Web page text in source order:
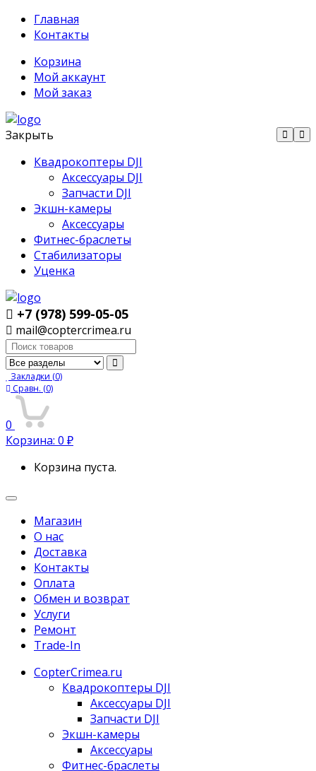
Главная
Контакты
Корзина
Мой аккаунт
Мой заказ
Закрыть
Квадрокоптеры DJI
Аксессуары DJI
Запчасти DJI
Экшн-камеры
Аксессуары
Фитнес-браслеты
Стабилизаторы
Уценка
+7 (978) 599-05-05
mail@coptercrimea.ru
Поиск:
Закладки (0)
Сравн. (0)
0
Корзина: 0 ₽
Корзина пуста.
Переключить
Магазин
О нас
Доставка
Контакты
Оплата
Обмен и возврат
Услуги
Ремонт
Trade-In
CopterCrimea.ru
Квадрокоптеры DJI
Аксессуары DJI
Запчасти DJI
Экшн-камеры
Аксессуары
Фитнес-браслеты